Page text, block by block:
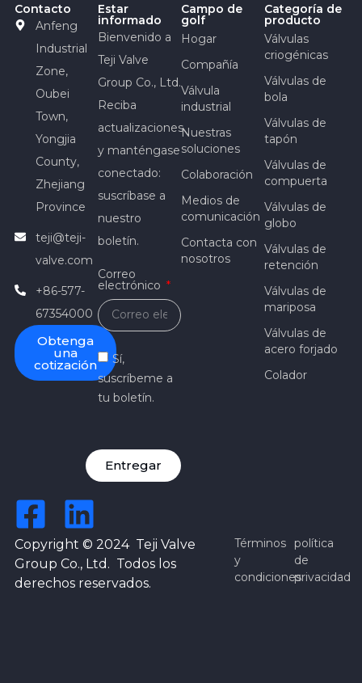
Contacto
Anfeng
Industrial
Zone,
Oubei
Town,
Yongjia
County,
Zhejiang
Province
teji@teji-
valve.com
+86-577-
67354000
Obtenga
una
cotización
Estar
informado
Bienvenido a
Teji Valve
Group Co., Ltd.
Reciba
actualizaciones
y manténgase
conectado:
suscríbase a
nuestro
boletín.
Correo
electrónico
Sí,
suscríbeme a
tu boletín.
Entregar
Campo de
golf
Hogar
Compañía
Válvula
industrial
Nuestras
soluciones
Colaboración
Medios de
comunicación
Contacta con
nosotros
Categoría de
producto
Válvulas
criogénicas
Válvulas de
bola
Válvulas de
tapón
Válvulas de
compuerta
Válvulas de
globo
Válvulas de
retención
Válvulas de
mariposa
Válvulas de
acero forjado
Colador
Copyright © 2024 Teji Valve
Group Co., Ltd. Todos los
derechos reservados.
Términos
y
condiciones
política
de
privacidad